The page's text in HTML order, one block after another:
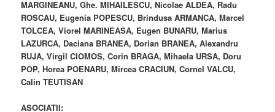
MARGINEANU, Ghe. MIHAILESCU, Nicolae ALDEA, Radu
ROSCAU, Eugenia POPESCU, Brindusa ARMANCA, Marcel
TOLCEA, Viorel MARINEASA, Eugen BUNARU, Marius
LAZURCA, Daciana BRANEA, Dorian BRANEA, Alexandru
RUJA, Virgil CIOMOS, Corin BRAGA, Mihaela URSA, Doru
POP, Horea POENARU, Mircea CRACIUN, Cornel VALCU,
Calin TEUTISAN
ASOCIATII: